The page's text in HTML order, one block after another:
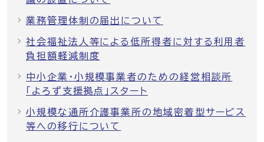
業務管理体制の届出について
社会福祉法人等による低所得者に対する利用者
負担額軽減制度
中小企業・小規模事業者のための経営相談所
「よろず支援拠点」スタート
小規模な通所介護事業所の地域密着型サービス
等への移行について